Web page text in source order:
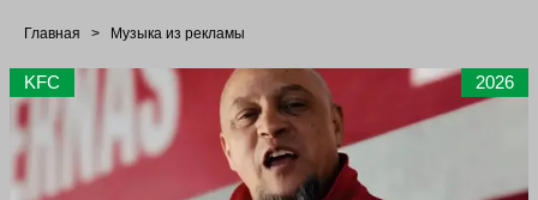
Главная > Музыка из рекламы
KFC 2026